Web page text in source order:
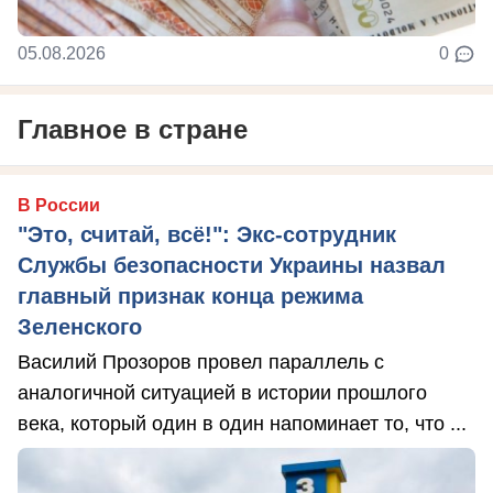
05.08.2026 0
Главное в стране
В России
"Это, считай, всё!": Экс-сотрудник
Службы безопасности Украины назвал
главный признак конца режима
Зеленского
Василий Прозоров провел параллель с
аналогичной ситуацией в истории прошлого
века, который один в один напоминает то, что ...